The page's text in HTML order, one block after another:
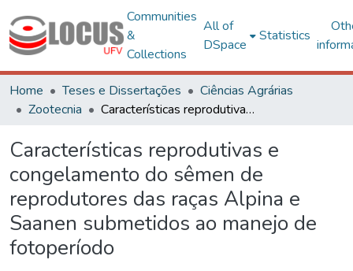
Communities
&
Collections
All of
DSpace
Statistics
Home Teses e Dissertações
Ciências Agrárias
Zootecnia
Características reprodutivas e congelamento do sêmen de reprodutores das raças Alpina e Saanen submetidos ao manejo de fotoperíodo
Características reprodutivas e
congelamento do sêmen de
reprodutores das raças Alpina e
Saanen submetidos ao manejo de
fotoperíodo